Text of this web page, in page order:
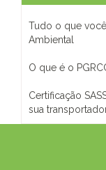
Tudo o que
Ambiental
O que é o
Certificação
sua